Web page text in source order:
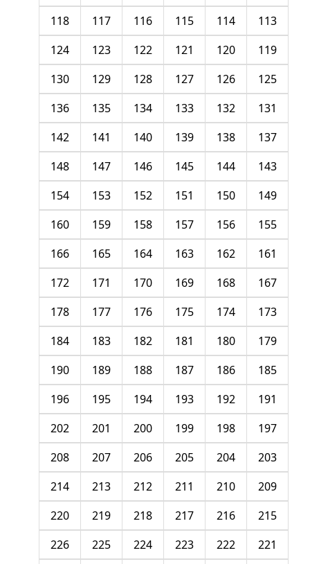
113
114
115
116
117
118
119
120
121
122
123
124
125
126
127
128
129
130
131
132
133
134
135
136
137
138
139
140
141
142
143
144
145
146
147
148
149
150
151
152
153
154
155
156
157
158
159
160
161
162
163
164
165
166
167
168
169
170
171
172
173
174
175
176
177
178
179
180
181
182
183
184
185
186
187
188
189
190
191
192
193
194
195
196
197
198
199
200
201
202
203
204
205
206
207
208
209
210
211
212
213
214
215
216
217
218
219
220
221
222
223
224
225
226